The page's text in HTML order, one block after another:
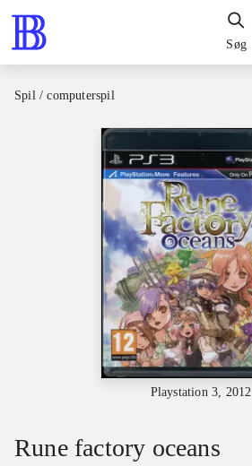
Søg
Spil / computerspil
Playstation 3, 2012
Rune factory oceans